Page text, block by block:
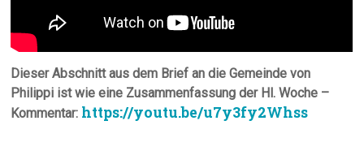
Dieser Abschnitt aus dem Brief an die Gemeinde von
Philippi ist wie eine Zusammenfassung der Hl. Woche –
Kommentar: https://youtu.be/u7y3fy2Whss